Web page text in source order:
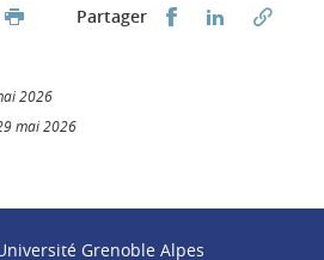
Partager Partager sur
Partager
2026
mai 2026
Grenoble Alpes